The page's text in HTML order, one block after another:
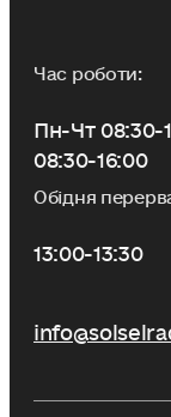
Час роботи:
Пн-Чт 08:30-
08:30-16:00
Обідня
13:00-13:30